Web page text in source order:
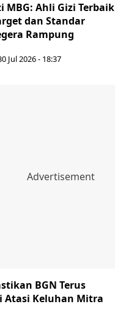
MBG: Ahli Gizi Terbaik
dan Standar
Rampung
Jul 2026 - 18:37
BGN Terus
Atasi Keluhan Mitra